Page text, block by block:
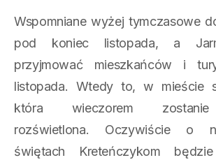
Wspomniane wyżej tymczasowe
pod koniec listopada, a
przyjmować mieszkańców i
listopada. Wtedy to, w mieście
która wieczorem
rozświetlona. Oczywiście o
świętach Kreteńczykom